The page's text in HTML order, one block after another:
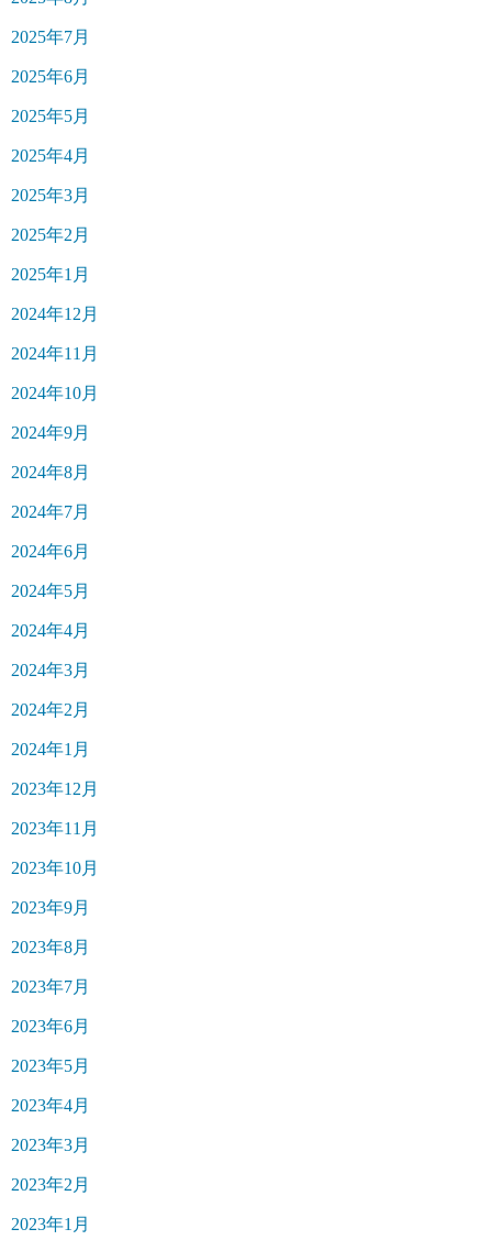
2025年7月
2025年6月
2025年5月
2025年4月
2025年3月
2025年2月
2025年1月
2024年12月
2024年11月
2024年10月
2024年9月
2024年8月
2024年7月
2024年6月
2024年5月
2024年4月
2024年3月
2024年2月
2024年1月
2023年12月
2023年11月
2023年10月
2023年9月
2023年8月
2023年7月
2023年6月
2023年5月
2023年4月
2023年3月
2023年2月
2023年1月